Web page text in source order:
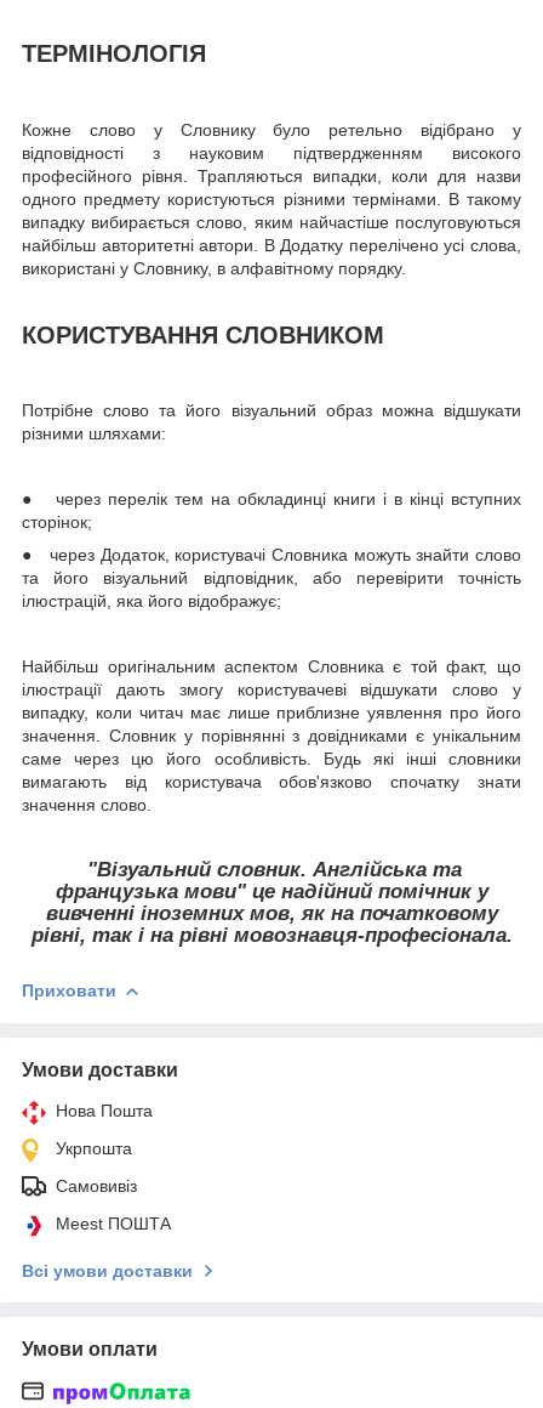
ТЕРМІНОЛОГІЯ
Кожне слово у Словнику було ретельно відібрано у
відповідності з науковим підтвердженням високого
професійного рівня. Трапляються випадки, коли для назви
одного предмету користуються різними термінами. В такому
випадку вибирається слово, яким найчастіше послуговуються
найбільш авторитетні автори. В Додатку перелічено усі слова,
використані у Словнику, в алфавітному порядку.
КОРИСТУВАННЯ СЛОВНИКОМ
Потрібне слово та його візуальний образ можна відшукати
різними шляхами:
● через перелік тем на обкладинці книги і в кінці вступних
сторінок;
● через Додаток, користувачі Словника можуть знайти слово
та його візуаль­ний відповідник, або перевірити точність
ілюстрацій, яка його відображує;
Найбільш оригінальним аспектом Словника є той факт, що
ілюстрації дають змогу користувачеві відшукати слово у
випадку, коли читач має лише приблизне уявлення про його
значення. Словник у порівнянні з довідниками є унікальним
саме через цю його особливість. Будь які інші словники
вимагають від користувача обов'язково спочатку знати
значення слово.
"Візуальний словник. Англійська та
французька мови" це надійний помічник у
вивченні іно­земних мов, як на початковому
рівні, так і на рівні мовознавця-професіонала.
Приховати
Умови доставки
Нова Пошта
Укрпошта
Самовивіз
Meest ПОШТА
Всі умови доставки
Умови оплати